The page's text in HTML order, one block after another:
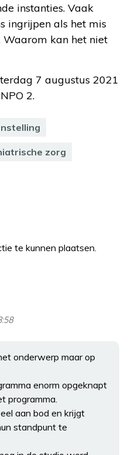
instanties. Vaak
ingrijpen als het mis
Waarom kan het niet
7 augustus 2021
2.
zorg
te kunnen plaatsen.
onderwerp maar op
enorm opgeknapt
programma.
aan bod en krijgt
standpunt te